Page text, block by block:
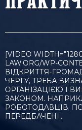
[VIDEO
LAW.ORG/WP-
ВІДКРИТТЯ-
ЧЕРГУ, ТРЕБА
ОРГАНІЗАЦІЄЮ І
ЗАКОНОМ.
РОБОТОДАВЦІВ,
ПЕРЕДБАЧЕНІ…